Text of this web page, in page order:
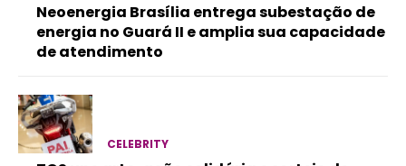
Neoenergia Brasília entrega subestação de
energia no Guará II e amplia sua capacidade
de atendimento
CELEBRITY